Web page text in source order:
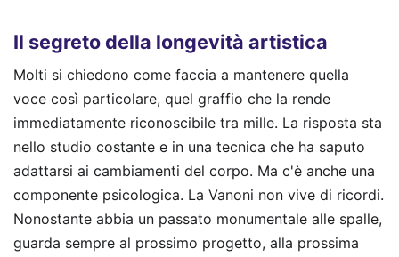
Il segreto della longevità artistica
Molti si chiedono come faccia a mantenere quella
voce così particolare, quel graffio che la rende
immediatamente riconoscibile tra mille. La risposta sta
nello studio costante e in una tecnica che ha saputo
adattarsi ai cambiamenti del corpo. Ma c'è anche una
componente psicologica. La Vanoni non vive di ricordi.
Nonostante abbia un passato monumentale alle spalle,
guarda sempre al prossimo progetto, alla prossima